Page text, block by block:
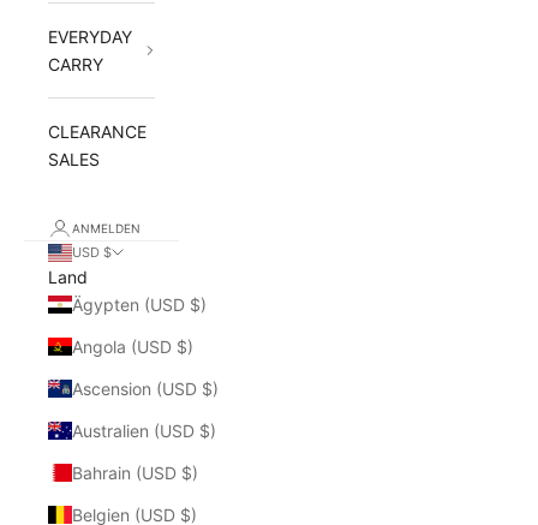
EVERYDAY
CARRY
CLEARANCE
SALES
ANMELDEN
USD $
Land
Ägypten (USD $)
Angola (USD $)
Ascension (USD $)
Australien (USD $)
Bahrain (USD $)
Belgien (USD $)